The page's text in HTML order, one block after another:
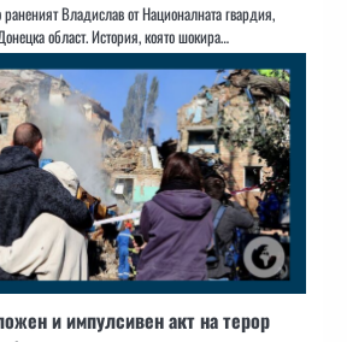
Владислав от Националната гвардия,
област. История, която шокира…
и импулсивен акт на терор